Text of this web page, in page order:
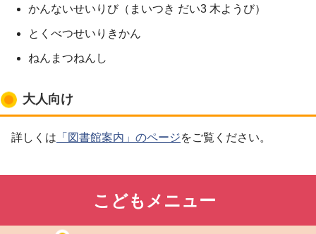
かんないせいりび（まいつき だい3 木ようび）
とくべつせいりきかん
ねんまつねんし
大人向け
詳しくは 「図書館案内」のページをご覧ください。